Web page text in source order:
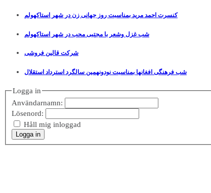
کنسرت احمد مرید بمناسبت روز جهانی زن در شهر استاکهولم
شب غزل وشعر با مجتبی محب در شهر استاکهولم
شرکت قالین فروشی
شب فرهنگی افغانها بمناسبت نودونهمین سالگرد استرداد استقلال
Logga in
Användarnamn:
Lösenord:
Håll mig inloggad
Logga in